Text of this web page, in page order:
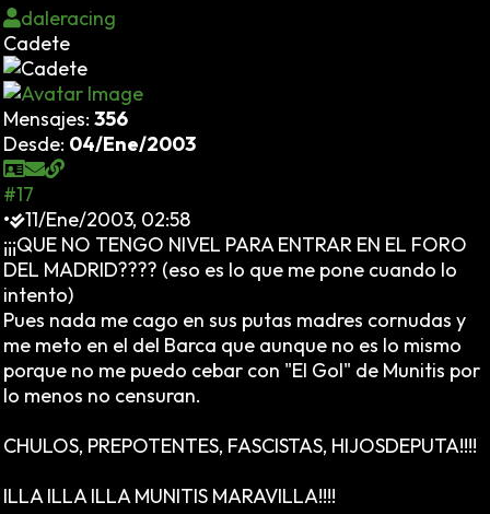
daleracing
Cadete
Mensajes: 356
Desde: 04/Ene/2003
#17
•
11/Ene/2003, 02:58
¡¡¡QUE NO TENGO NIVEL PARA ENTRAR EN EL FORO
DEL MADRID???? (eso es lo que me pone cuando lo
intento)
Pues nada me cago en sus putas madres cornudas y
me meto en el del Barca que aunque no es lo mismo
porque no me puedo cebar con "El Gol" de Munitis por
lo menos no censuran.
CHULOS, PREPOTENTES, FASCISTAS, HIJOSDEPUTA!!!!
ILLA ILLA ILLA MUNITIS MARAVILLA!!!!